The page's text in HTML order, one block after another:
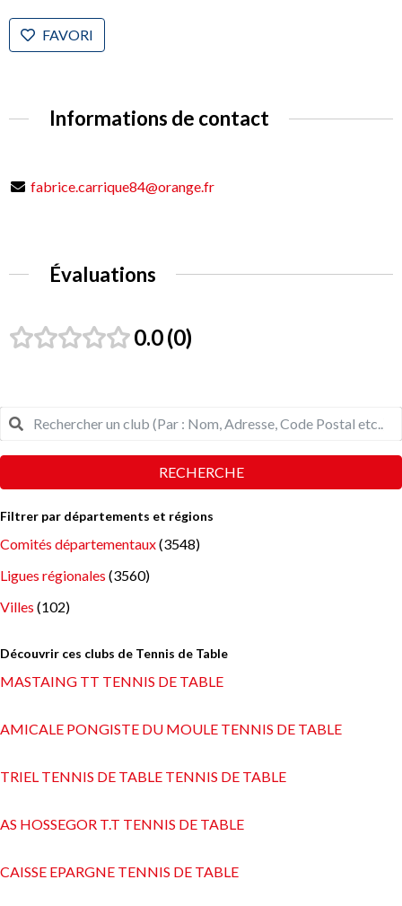
FAVORI
Informations de contact
fabrice.carrique84@orange.fr
Évaluations
0.0 0
RECHERCHE
Filtrer par départements et régions
Comités départementaux(3548)
Ligues régionales (3560)
Villes (102)
Découvrir ces clubs de Tennis de Table
MASTAING TT TENNIS DE TABLE
AMICALE PONGISTE DU MOULE TENNIS DE TABLE
TRIEL TENNIS DE TABLE TENNIS DE TABLE
AS HOSSEGOR T.T TENNIS DE TABLE
CAISSE EPARGNE TENNIS DE TABLE